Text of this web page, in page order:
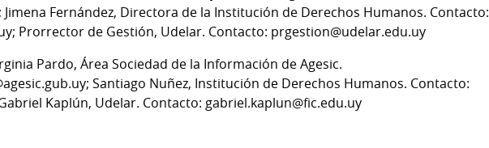
Jimena Fernández, Directora de la Institución de Derechos Humanos. Contacto:
Prorrector de Gestión, Udelar. Contacto: prgestion@udelar.edu.uy
Pardo, Área Sociedad de la Información de Agesic.
Santiago Nuñez, Institución de Derechos Humanos. Contacto:
Kaplún, Udelar. Contacto: gabriel.kaplun@fic.edu.uy